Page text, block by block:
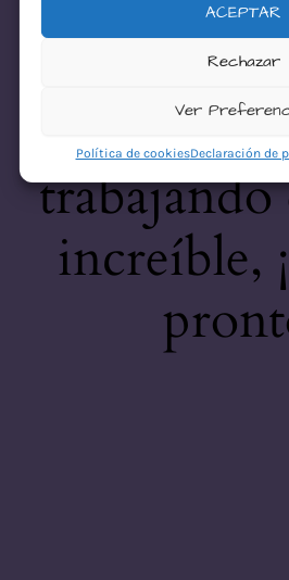
ACEPTAR
Rechazar
Ver
Política de cookiesDeclaración de
desastre!
increíble,